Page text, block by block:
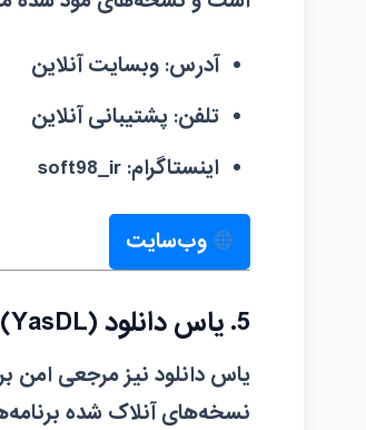
آدرس: وبسایت آنلاین
تلفن: پشتیبانی آنلاین
اینستاگرام:
وب‌سایت
5. یاس دانلود (YasDL)
یاس دانلود نیز مرجعی امن
نسخه‌های آنلاک شده